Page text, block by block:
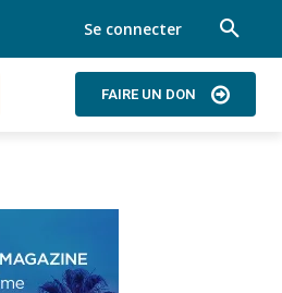
Se connecter
FAIRE UN DON